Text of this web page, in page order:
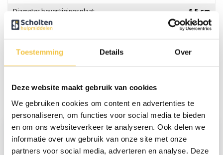
Toestemming Details Over
Deze website maakt gebruik van cookies
We gebruiken cookies om content en advertenties te
personaliseren, om functies voor social media te bieden
en om ons websiteverkeer te analyseren. Ook delen we
informatie over uw gebruik van onze site met onze
partners voor social media, adverteren en analyse. Deze
Diameter bevestigingsplaat
5,5 cm
Persoonlijk advies
Start chat
Reviews (1)
Lisette ter Huurne